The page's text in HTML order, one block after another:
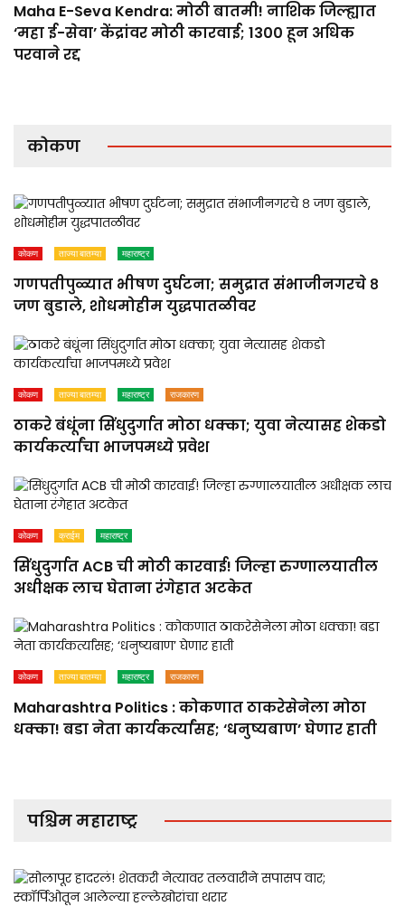
Maha E-Seva Kendra: मोठी बातमी! नाशिक जिल्ह्यात
‘महा ई-सेवा’ केंद्रांवर मोठी कारवाई; 1300 हून अधिक
परवाने रद्द
कोकण
कोकण ताज्या बातम्या महाराष्ट्र
गणपतीपुळ्यात भीषण दुर्घटना; समुद्रात संभाजीनगरचे ८
जण बुडाले, शोधमोहीम युद्धपातळीवर
कोकण ताज्या बातम्या महाराष्ट्र राजकारण
ठाकरे बंधूंना सिंधुदुर्गात मोठा धक्का; युवा नेत्यासह शेकडो
कार्यकर्त्यांचा भाजपमध्ये प्रवेश
कोकण क्राईम महाराष्ट्र
सिंधुदुर्गात ACB ची मोठी कारवाई! जिल्हा रुग्णालयातील
अधीक्षक लाच घेताना रंगेहात अटकेत
कोकण ताज्या बातम्या महाराष्ट्र राजकारण
Maharashtra Politics : कोकणात ठाकरेसेनेला मोठा
धक्का! बडा नेता कार्यकर्त्यांसह; ‘धनुष्यबाण’ घेणार हाती
पश्चिम महाराष्ट्र